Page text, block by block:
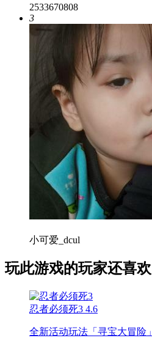
2533670808
3
小可爱_dcul
玩此游戏的玩家还喜欢
忍者必须死3 4.6
全新活动玩法「寻宝大冒险」